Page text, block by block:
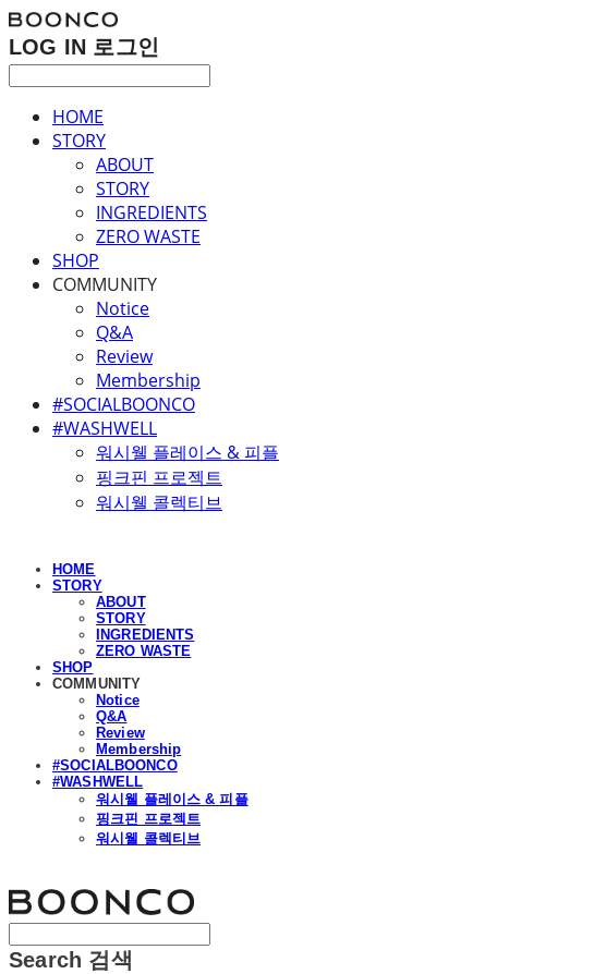
LOG IN 로그인
HOME
STORY
ABOUT
STORY
INGREDIENTS
ZERO WASTE
SHOP
COMMUNITY
Notice
Q&A
Review
Membership
#SOCIALBOONCO
#WASHWELL
워시웰 플레이스 & 피플
핑크핀 프로젝트
워시웰 콜렉티브
HOME
STORY
ABOUT
STORY
INGREDIENTS
ZERO WASTE
SHOP
COMMUNITY
Notice
Q&A
Review
Membership
#SOCIALBOONCO
#WASHWELL
워시웰 플레이스 & 피플
핑크핀 프로젝트
워시웰 콜렉티브
Search 검색